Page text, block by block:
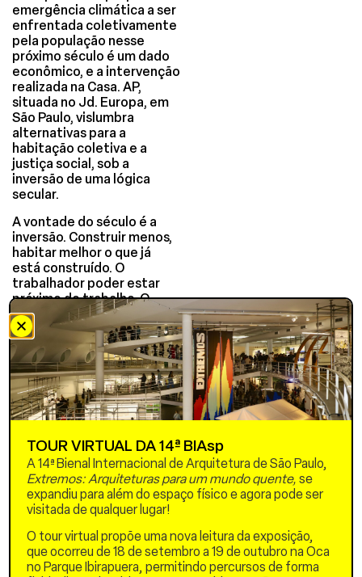
emergência climática a ser
enfrentada coletivamente
pela população nesse
próximo século é um dado
econômico, e a intervenção
realizada na Casa. AP,
situada no Jd. Europa, em
São Paulo, vislumbra
alternativas para a
habitação coletiva e a
justiça social, sob a
inversão de uma lógica
secular.
A vontade do século é a
inversão. Construir menos,
habitar melhor o que já
está construído. O
trabalhador poder estar
próximo do trabalho. O
caminho de carro virar o
caminho a pé. Cerca de
900m² de ocupação de um
lote para uma só família,
ser para usufruto de várias.
O espaço do trabalho virar
espaço de lazer. Mobilizar
recursos energéticos,
que onerem menos o
planeta. Coletivizar os bens
e os espaços.
Um século pode
sociais acerca das
dinâmicas de habitação e
uso doméstico. Frente às
TOUR VIRTUAL DA 14ª BIAsp
A 14ª Bienal Internacional de Arquitetura de São Paulo,
Extremos: Arquiteturas para um mundo quente, se
expandiu para além do espaço físico e agora pode ser
visitada de qualquer lugar!
O tour virtual propõe uma nova leitura da exposição,
que ocorreu de 18 de setembro a 19 de outubro na Oca
no Parque Ibirapuera, permitindo percursos de forma